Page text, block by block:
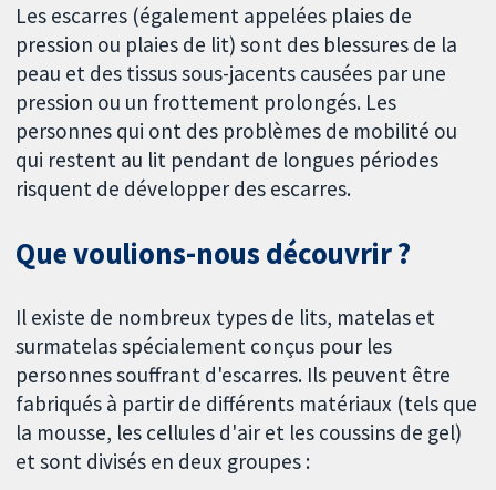
Les escarres (également appelées plaies de
pression ou plaies de lit) sont des blessures de la
peau et des tissus sous-jacents causées par une
pression ou un frottement prolongés. Les
personnes qui ont des problèmes de mobilité ou
qui restent au lit pendant de longues périodes
risquent de développer des escarres.
Que voulions-nous découvrir ?
Il existe de nombreux types de lits, matelas et
surmatelas spécialement conçus pour les
personnes souffrant d'escarres. Ils peuvent être
fabriqués à partir de différents matériaux (tels que
la mousse, les cellules d'air et les coussins de gel)
et sont divisés en deux groupes :